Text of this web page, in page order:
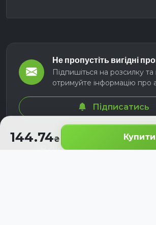
144.74 Купити
Не пропустіть вигідні
Підпишіться на розсилку
отримуйте інформацію про
Підписатись
© 2026 СЕЛМ АГРО. Всі права